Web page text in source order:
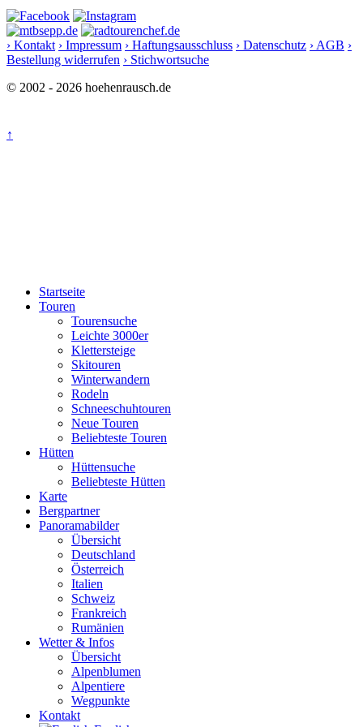
› Kontakt › Impressum › Haftungsausschluss › Datenschutz › AGB ›
Bestellung widerrufen › Stichwortsuche
© 2002 - 2026 hoehenrausch.de
↑
Startseite
Touren
Tourensuche
Leichte 3000er
Klettersteige
Skitouren
Winterwandern
Rodeln
Schneeschuhtouren
Neue Touren
Beliebteste Touren
Hütten
Hüttensuche
Beliebteste Hütten
Karte
Bergpartner
Panoramabilder
Übersicht
Deutschland
Österreich
Italien
Schweiz
Frankreich
Rumänien
Wetter & Infos
Übersicht
Alpenblumen
Alpentiere
Wegpunkte
Kontakt